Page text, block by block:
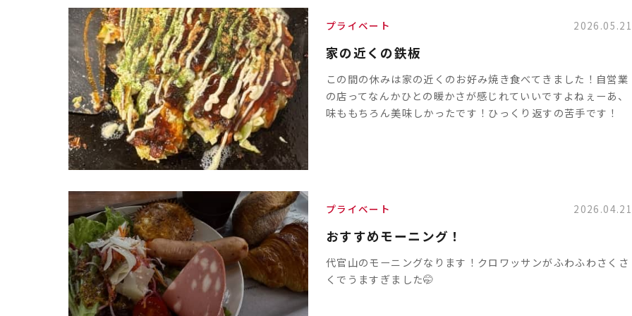
プライベート 2026.05.21
家の近くの鉄板
この間の休みは家の近くのお好み焼き食べてきました！自営業
の店ってなんかひとの暖かさが感じれていいですよねぇーあ、
味ももちろん美味しかったです！ひっくり返すの苦手です！
プライベート 2026.04.21
おすすめモーニング！
代官山のモーニングなります！クロワッサンがふわふわさくさ
くでうますぎました🤭